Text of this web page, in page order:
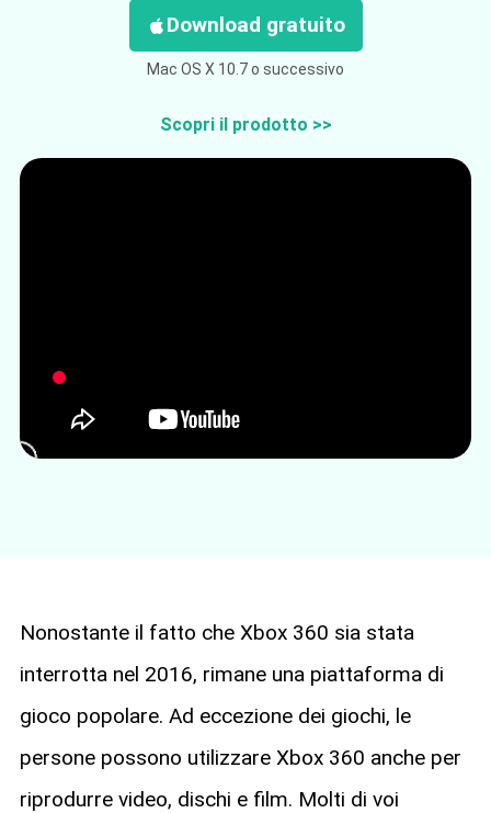
Download gratuito
Mac OS X 10.7 o successivo
Scopri il prodotto >>
Nonostante il fatto che Xbox 360 sia stata
interrotta nel 2016, rimane una piattaforma di
gioco popolare. Ad eccezione dei giochi, le
persone possono utilizzare Xbox 360 anche per
riprodurre video, dischi e film. Molti di voi